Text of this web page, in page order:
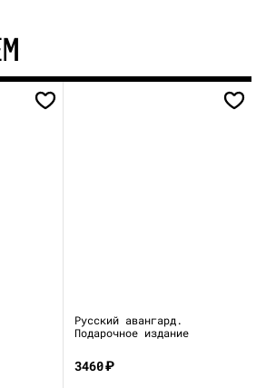
Русский авангард.
Подарочное издание
3460₽